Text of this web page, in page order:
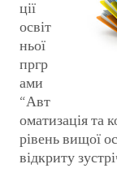
ції
освіт
ньої
пргр
ами
“Авт
оматизація та
рівень вищої
відкриту